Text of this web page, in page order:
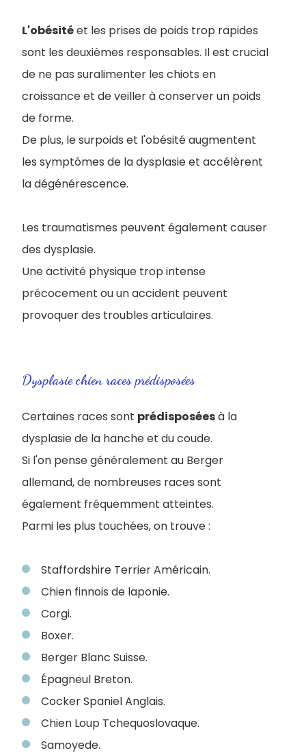
L'obésitéet les prises de poids trop rapides
sont les deuxièmes responsables. Il est crucial
de ne pas suralimenter les chiots en
croissance et de veiller à conserver un poids
de forme.
De plus, le surpoids et l'obésité augmentent
les symptômes de la dysplasie et accélèrent
la dégénérescence.
Les traumatismes peuvent également causer
des dysplasie.
Une activité physique trop intense
précocement ou un accident peuvent
provoquer des troubles articulaires.
Dysplasie chien races prédisposées
Certaines races sont prédisposéesà la
dysplasie de la hanche et du coude.
Si l'on pense généralement au Berger
allemand, de nombreuses races sont
également fréquemment atteintes.
Parmi les plus touchées, on trouve :
Staffordshire Terrier Américain.
Chien finnois de laponie.
Corgi.
Boxer.
Berger Blanc Suisse.
Épagneul Breton.
Cocker Spaniel Anglais.
Chien Loup Tchequoslovaque.
Samoyede.